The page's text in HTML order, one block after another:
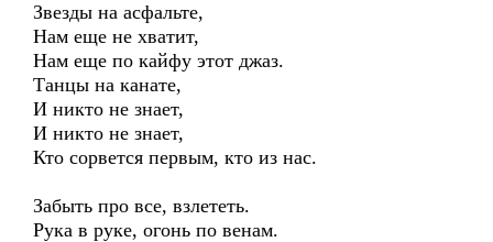
Звезды на асфальте,
Нам еще не хватит,
Нам еще по кайфу этот джаз.
Танцы на канате,
И никто не знает,
И никто не знает,
Кто сорвется первым, кто из нас.
Забыть про все, взлететь.
Рука в руке, огонь по венам.